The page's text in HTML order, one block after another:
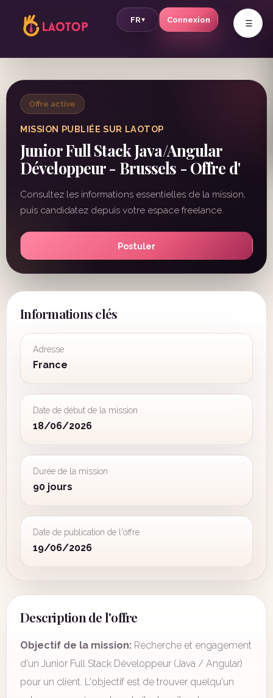
FR▾ Connexion v
Offre active
MISSION PUBLIÉE SUR LAOTOP
Junior Full Stack Java/Angular
Développeur - Brussels - Offre d'
Consultez les informations essentielles de la mission,
puis candidatez depuis votre espace freelance.
Postuler
Informations clés
Adresse
France
Date de début de la mission
18/06/2026
Durée de la mission
90 jours
Date de publication de l'offre
19/06/2026
Description de l'offre
Objectif de la mission: Recherche et engagement
d'un Junior Full Stack Développeur (Java / Angular)
pour un client. L'objectif est de trouver quelqu'un